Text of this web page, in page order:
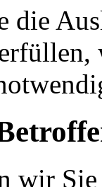
wir